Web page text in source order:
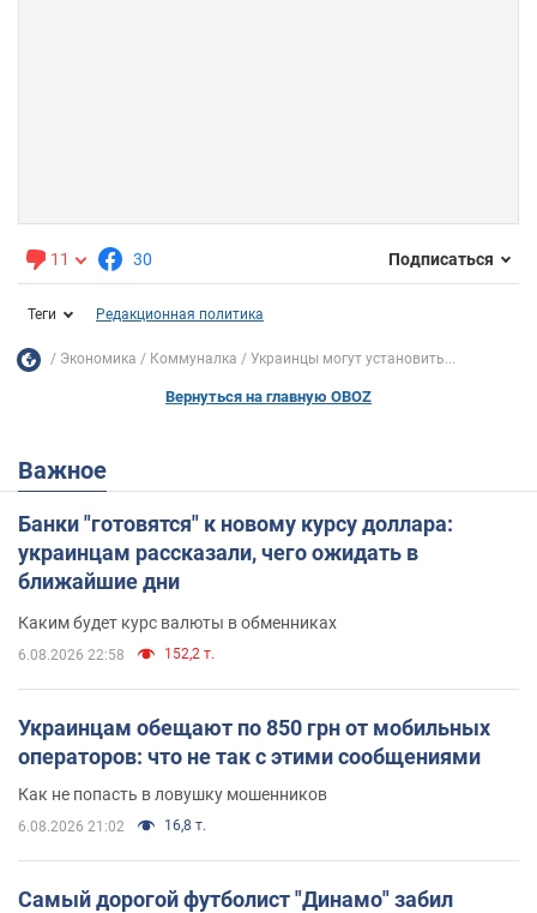
11 30 Подписаться
Теги Редакционная политика
Экономика Коммуналка Украинцы могут установить...
Вернуться на главную OBOZ
Важное
Банки "готовятся" к новому курсу доллара:
украинцам рассказали, чего ожидать в
ближайшие дни
Каким будет курс валюты в обменниках
6.08.2026 22:58 152,2 т.
Украинцам обещают по 850 грн от мобильных
операторов: что не так с этими сообщениями
Как не попасть в ловушку мошенников
6.08.2026 21:02 16,8 т.
Самый дорогой футболист "Динамо" забил